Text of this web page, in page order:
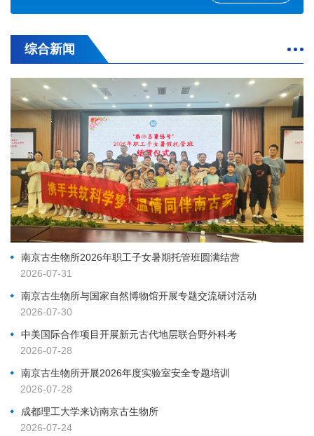
综合新闻
南京古生物所2026年职工子女暑期托管班圆满结营
2026-07-31
南京古生物所与国家自然博物馆开展专题交流研讨活动
2026-07-30
中美国际合作项目开展新元古代地层联合野外科考
2026-07-28
南京古生物所开展2026年度实验室安全专题培训
2026-07-28
成都理工大学来访南京古生物所
2026-07-24